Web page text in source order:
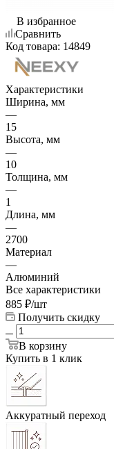
В избранное
Сравнить
Код товара: 14849
Характеристики
Ширина, мм
—
15
Высота, мм
—
10
Толщина, мм
—
1
Длина, мм
—
2700
Материал
—
Алюминий
Все характеристики
885 ₽/шт
Получить скидку
В корзину
Купить в 1 клик
Аккуратный переход